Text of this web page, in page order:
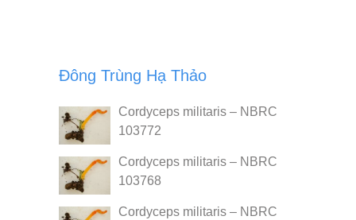
Đông Trùng Hạ Thảo
Cordyceps militaris – NBRC
103772
Cordyceps militaris – NBRC
103768
Cordyceps militaris – NBRC